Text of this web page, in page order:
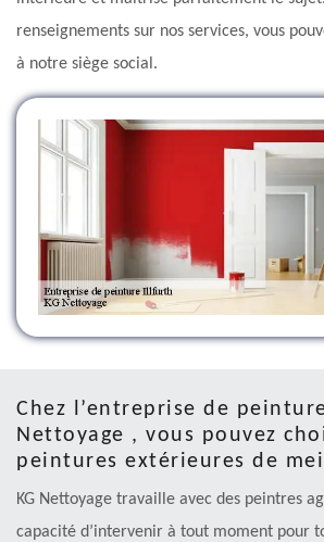
renseignements sur nos services, vous
à notre siège social.
Chez l’entreprise de
Nettoyage , vous pouvez
peintures extérieures de
KG Nettoyage travaille avec des peintres
capacité d’intervenir à tout moment pour